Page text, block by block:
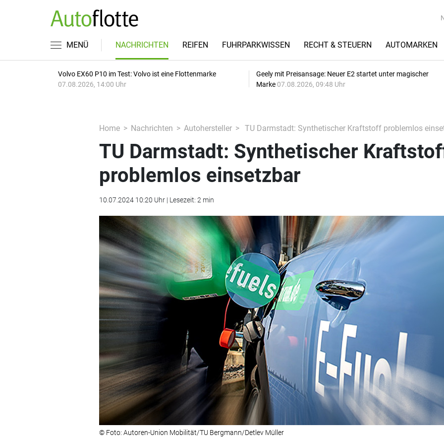
MENÜ NACHRICHTEN REIFEN FUHRPARKWISSEN RECHT & STEUERN AUTOMARKEN
Volvo EX60 P10 im Test: Volvo ist eine Flottenmarke
07.08.2026, 14:00 Uhr
Geely mit Preisansage: Neuer E2 startet unter magischer
Marke 07.08.2026, 09:48 Uhr
Home Nachrichten Autohersteller TU Darmstadt: Synthetischer Kraftstoff problemlos
TU Darmstadt: Synthetischer
problemlos einsetzbar
10.07.2024 10:20 Uhr | Lesezeit: 2 min
© Foto: Autoren-Union Mobilität/TU Bergmann/Detlev Müller